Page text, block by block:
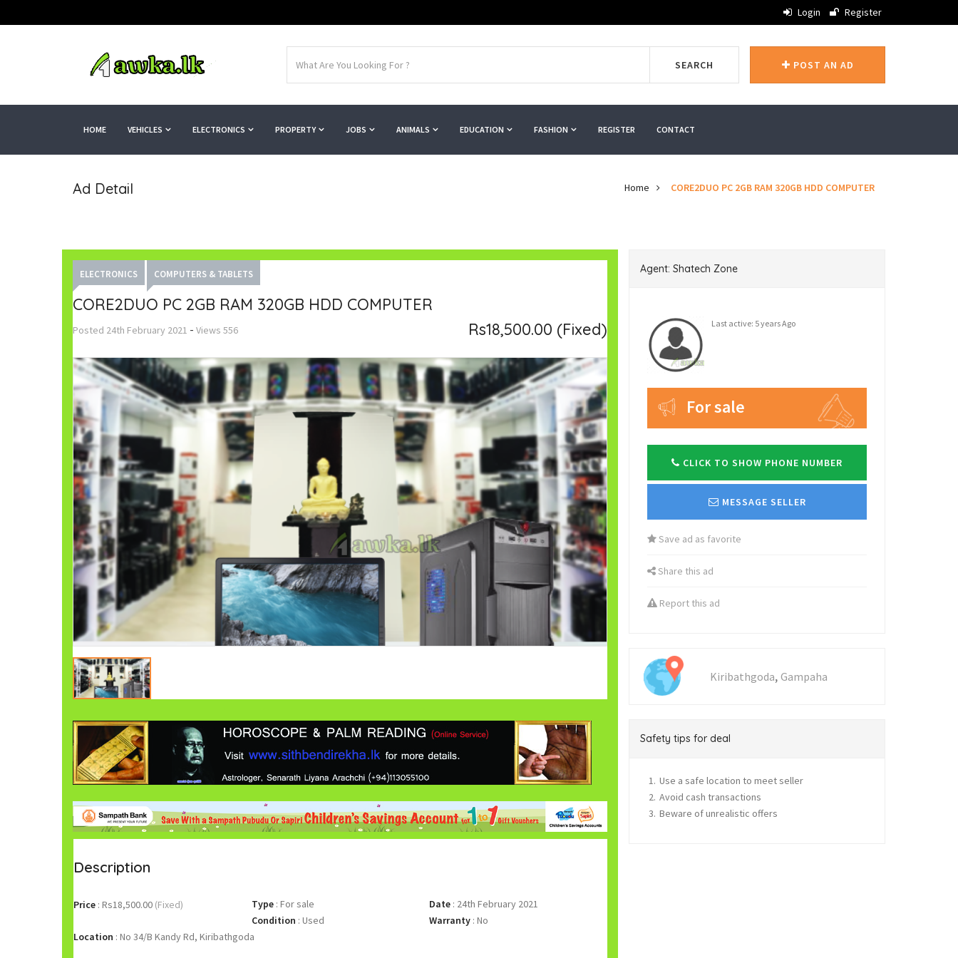
Login Register
SEARCH POST AN AD
HOME VEHICLES ELECTRONICS PROPERTY JOBS ANIMALS EDUCATION FASHION REGISTER CONTACT
Ad Detail Home CORE2DUO PC 2GB RAM 320GB HDD COMPUTER
ELECTRONICS COMPUTERS & TABLETS
CORE2DUO PC 2GB RAM 320GB HDD COMPUTER
Rs18,500.00 (Fixed)
Posted 24th February 2021 - Views 556
Description
Price : Rs18,500.00 (Fixed) Type: For sale Date : 24th February 2021
Condition : Used Warranty : No
Location : No 34/B Kandy Rd, Kiribathgoda
Agent: Shatech Zone
Last active: 5 years Ago
For sale
CLICK TO SHOW PHONE NUMBER
MESSAGE SELLER
Save ad as favorite
Share this ad
Report this ad
Kiribathgoda, Gampaha
Safety tips for deal
Use a safe location to meet seller
Avoid cash transactions
Beware of unrealistic offers